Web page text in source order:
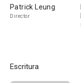
Patrick Leung
Director
Escritura